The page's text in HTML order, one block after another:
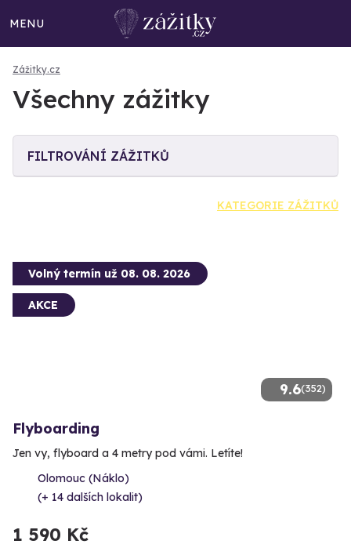
MENU
Zážitky.cz
Všechny zážitky
FILTROVÁNÍ ZÁŽITKŮ
KATEGORIE ZÁŽITKŮ
9.6(352)
Volný termín už 08. 08. 2026
AKCE
Flyboarding
Jen vy, flyboard a 4 metry pod vámi. Letíte!
Olomouc (Náklo)
(+ 14 dalších lokalit)
1 590 Kč